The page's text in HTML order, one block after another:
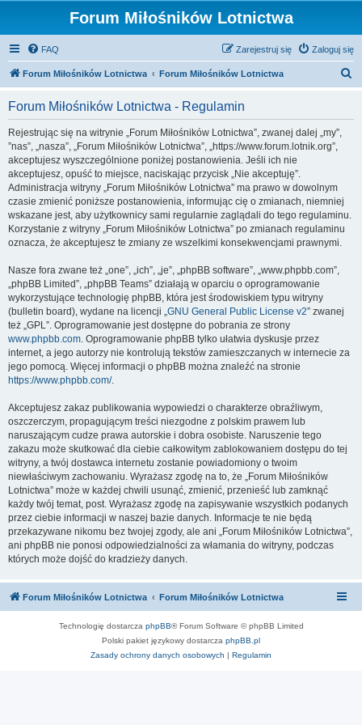
Forum Miłośników Lotnictwa
FAQ Zaloguj się
Zarejestruj się
Forum Miłośników Lotnictwa Forum Miłośników Lotnictwa
Forum Miłośników Lotnictwa - Regulamin
Rejestrując się na witrynie „Forum Miłośników Lotnictwa”, zwanej dalej „my”,
”nas”, „nasza”, „Forum Miłośników Lotnictwa”, „https://www.forum.lotnik.org”,
akceptujesz wyszczególnione poniżej postanowienia. Jeśli ich nie
akceptujesz, opuść to miejsce, naciskając przycisk „Nie akceptuję”.
Administracja witryny „Forum Miłośników Lotnictwa” ma prawo w dowolnym
czasie zmienić poniższe postanowienia, informując cię o zmianach, niemniej
wskazane jest, aby użytkownicy sami regularnie zaglądali do tego regulaminu.
Korzystanie z witryny „Forum Miłośników Lotnictwa” po zmianach regulaminu
oznacza, że akceptujesz te zmiany ze wszelkimi konsekwencjami prawnymi.
Nasze fora zwane też „one”, „ich”, „je”, „phpBB software”, „www.phpbb.com”,
„phpBB Limited”, „phpBB Teams” działają w oparciu o oprogramowanie
wykorzystujące technologię phpBB, która jest środowiskiem typu witryny
(bulletin board), wydane na licencji „GNU General Public License v2” zwanej
też „GPL”. Oprogramowanie jest dostępne do pobrania ze strony
www.phpbb.com. Oprogramowanie phpBB tylko ułatwia dyskusje przez
internet, a jego autorzy nie kontrolują tekstów zamieszczanych w internecie za
jego pomocą. Więcej informacji o phpBB można znaleźć na stronie
https://www.phpbb.com/.
Akceptujesz zakaz publikowania wypowiedzi o charakterze obraźliwym,
oszczerczym, propagującym treści niezgodne z polskim prawem lub
naruszającym cudze prawa autorskie i dobra osobiste. Naruszenie tego
zakazu może skutkować dla ciebie całkowitym zablokowaniem dostępu do tej
witryny, a twój dostawca internetu zostanie powiadomiony o twoim
niewłaściwym zachowaniu. Wyrażasz zgodę na to, że „Forum Miłośników
Lotnictwa” może w każdej chwili usunąć, zmienić, przenieść lub zamknąć
każdy twój temat, post. Wyrażasz zgodę na zapisywanie wszystkich podanych
przez ciebie informacji w naszej bazie danych. Informacje te nie będą
przekazywane nikomu bez twojej zgody, ale ani „Forum Miłośników Lotnictwa”,
ani phpBB nie ponosi odpowiedzialności za włamania do witryny, podczas
których może dojść do kradzieży danych.
Forum Miłośników Lotnictwa Forum Miłośników Lotnictwa
Technologię dostarcza phpBB® Forum Software © phpBB Limited
Polski pakiet językowy dostarcza phpBB.pl
Zasady ochrony danych osobowych | Regulamin